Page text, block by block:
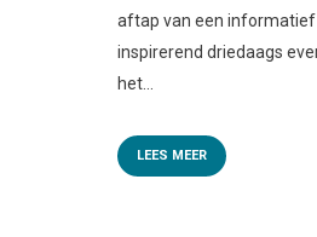
aftap van een informatief
inspirerend driedaags
het...
LEES MEER